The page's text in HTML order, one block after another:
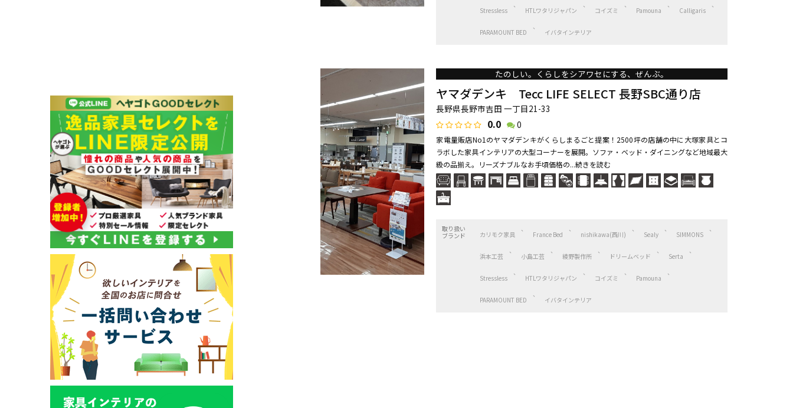
Stressless HTLワタリジャパン コイズミ Pamouna Calligaris
PARAMOUNT BED イバタインテリア
たのしい。くらしをシアワセにする、ぜんぶ。
ヤマダデンキ Tecc LIFE SELECT 長野SBC通り店
長野県長野市吉田 一丁目21-33
0.0 0
家電量販店No1のヤマダデンキがくらしまるごと提案！2500坪の店舗の中に大塚家具とコ
ラボした家具インテリアの大型コーナーを展開。ソファ・ベッド・ダイニングなど地域最大
級の品揃え。リーズナブルなお手頃価格の...続きを読む
取り扱い
ブランド
カリモク家具 France Bed nishikawa(西川) Sealy SIMMONS
浜本工芸 小島工芸 綾野製作所 ドリームベッド Serta
Stressless HTLワタリジャパン コイズミ Pamouna
PARAMOUNT BED イバタインテリア